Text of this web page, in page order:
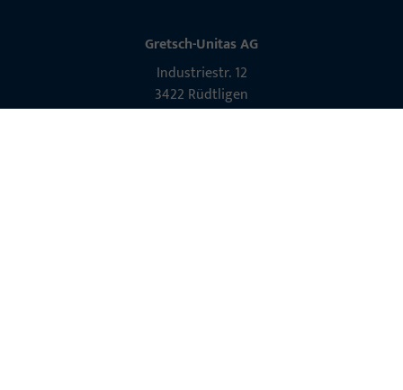
Gretsch-Unitas AG
Indu­s­triestr. 12
3422 Rüdt­ligen
info@g-u.ch